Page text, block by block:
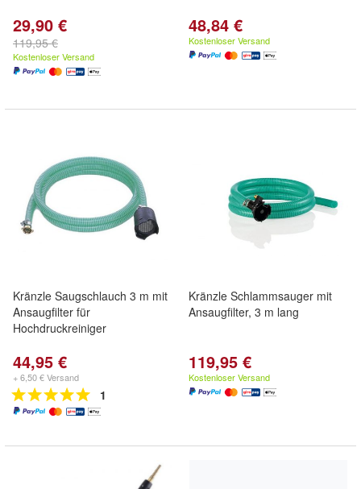
29,90 €
119,95 €
Kostenloser Versand
48,84 €
Kostenloser Versand
Kränzle Saugschlauch 3 m mit
Ansaugfilter für
Hochdruckreiniger
44,95 €
+ 6,50 € Versand
1
Kränzle Schlammsauger mit
Ansaugfilter, 3 m lang
119,95 €
Kostenloser Versand